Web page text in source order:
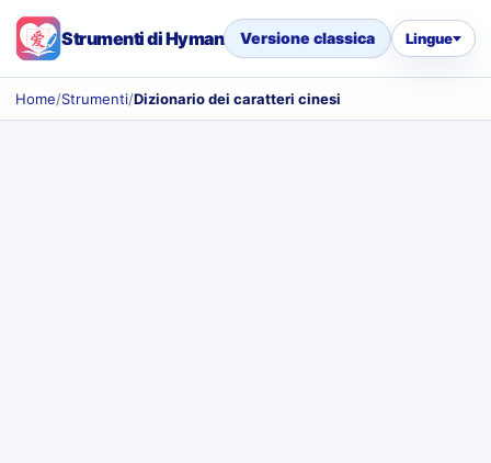
Strumenti di Hyman Versione classica Lingue
Home/Strumenti/Dizionario dei caratteri cinesi